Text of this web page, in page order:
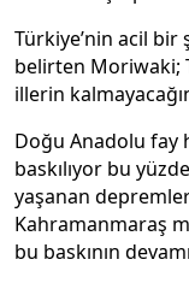
Türkiye’nin acil
belirten Moriwaki;
illerin
Doğu Anadolu fay
baskılıyor bu
yaşanan
Kahramanmaraş
bu baskının